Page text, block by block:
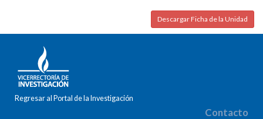
Descargar Ficha de la Unidad
Regresar al Portal de la Investigación
Contacto